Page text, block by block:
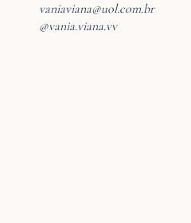
vaniaviana@uol.com.br
@vania.viana.vv